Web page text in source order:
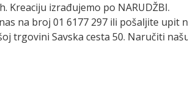
Kreaciju izrađujemo po NARUDŽBI.
na broj 01 6177 297 ili pošaljite upit
trgovini Savska cesta 50. Naručiti